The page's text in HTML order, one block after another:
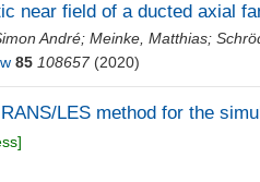
near field of a ducted axial
André;Meinke, Matthias;
85 108657(2020)
LES method for the